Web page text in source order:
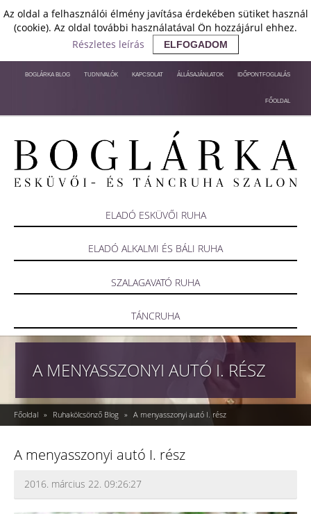
Az oldal a felhasználói élmény javítása érdekében sütiket használ
(cookie). Az oldal további használatával Ön hozzájárul ehhez.
Részletes leírás
ELFOGADOM
IDŐPONTFOGLALÁS
ÁLLÁSAJÁNLATOK
KAPCSOLAT
TUDNIVALÓK
BOGLÁRKA BLOG
FŐOLDAL
ELADÓ ESKÜVŐI RUHA
ELADÓ ALKALMI ÉS BÁLI RUHA
SZALAGAVATÓ RUHA
TÁNCRUHA
A MENYASSZONYI AUTÓ I. RÉSZ
Főoldal » Ruhakölcsönző Blog » A menyasszonyi autó I. rész
A menyasszonyi autó I. rész
2016. március 22. 09:26:27